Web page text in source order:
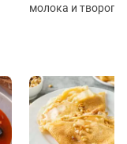
молока и творога